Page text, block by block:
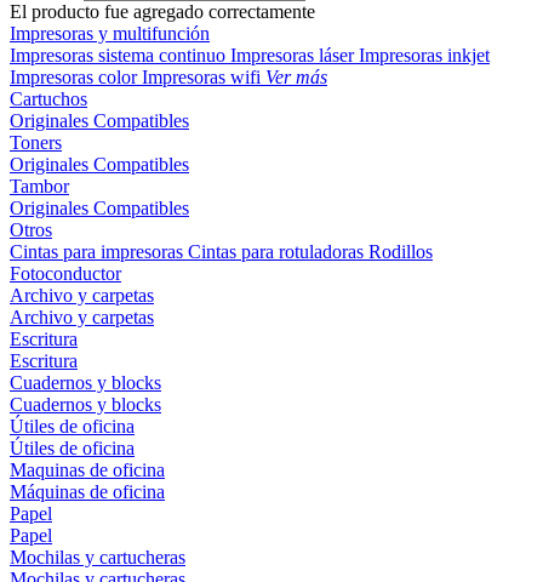
El producto fue agregado correctamente
Impresoras y multifunción
Impresoras sistema continuo Impresoras láserImpresoras inkjet
Impresoras colorImpresoras wifi Ver más
Cartuchos
Originales Compatibles
Toners
Originales Compatibles
Tambor
Originales Compatibles
Otros
Cintas para impresoras Cintas para rotuladoras Rodillos
Fotoconductor
Archivo y carpetas
Archivo y carpetas
Escritura
Escritura
Cuadernos y blocks
Cuadernos y blocks
Útiles de oficina
Útiles de oficina
Maquinas de oficina
Máquinas de oficina
Papel
Papel
Mochilas y cartucheras